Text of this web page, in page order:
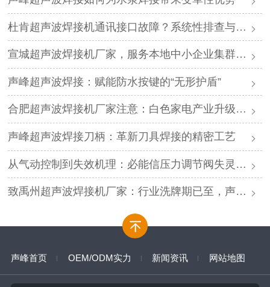
杜肯超声波焊接机通讯接口故障？系统性排查与专业解决方案
宣城超声波焊接机厂家，服务本地中小企业集群，声峰ODM贴牌助您轻装上阵
声峰超声波焊接：赋能防水按键的“无形护盾”
合肥超声波焊接机厂家注意：白色家电产业升级，声峰源头工厂诚邀加盟
声峰超声波焊接刀柄：革新刀具焊接的精密工艺
从气动控制到失效机理：必能信压力调节阀失灵的深度解析与专业修复
致禹州超声波焊接机厂家：行业洗牌期已至，声峰源头工厂邀您抱团取暖
声峰首页 OEM/ODM实力 新闻资讯 网站地图